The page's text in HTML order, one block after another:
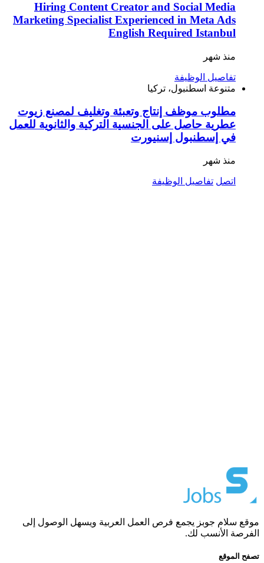
Hiring Content Creator and Social Media
Marketing Specialist Experienced in Meta Ads
English Required Istanbul
منذ شهر
تفاصيل الوظيفة
متنوعة اسطنبول، تركيا
مطلوب موظف إنتاج وتعبئة وتغليف لمصنع زيوت
عطرية حاصل على الجنسية التركية والثانوية للعمل
في إسطنبول إسنيورت
منذ شهر
اتصل تفاصيل الوظيفة
موقع سلام جوبز يجمع فرص العمل العربية ويسهل الوصول إلى
الفرصة الأنسب لك.
تصفح الموقع